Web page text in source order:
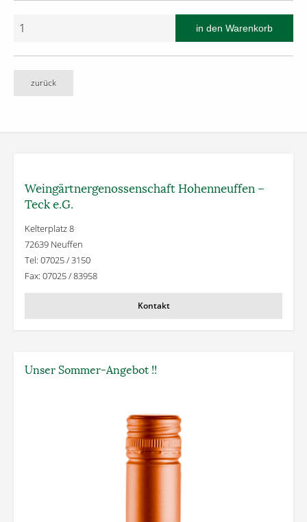
zurück
Weingärtner­genossenschaft Hohenneuffen –
Teck e.G.
Kelterplatz 8
72639 Neuffen
Tel: 07025 / 3150
Fax: 07025 / 83958
Kontakt
Unser Sommer-Angebot !!